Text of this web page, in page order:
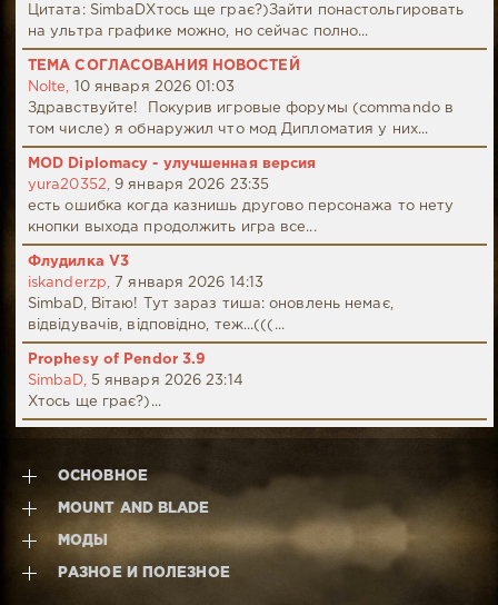
Цитата: SimbaDХтось ще грає?)Зайти понастольгировать
на ультра графике можно, но сейчас полно...
ТЕМА СОГЛАСОВАНИЯ НОВОСТЕЙ
Nolte,
10 января 2026 01:03
Здравствуйте! Покурив игровые форумы (commando в
том числе) я обнаружил что мод Дипломатия у них...
MOD Diplomacy - улучшенная версия
yura20352, 9 января 2026 23:35
есть ошибка когда казнишь другово персонажа то нету
кнопки выхода продолжить игра все...
Флудилка V3
iskanderzp, 7 января 2026 14:13
SimbaD, Вітаю! Тут зараз тиша: оновлень немає,
відвідувачів, відповідно, теж...(((...
Prophesy of Pendor 3.9
SimbaD, 5 января 2026 23:14
Хтось ще грає?)...
ОСНОВНОЕ
MOUNT AND BLADE
МОДЫ
РАЗНОЕ И ПОЛЕЗНОЕ